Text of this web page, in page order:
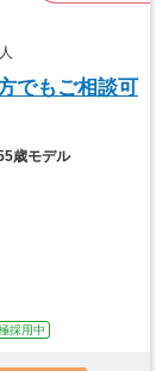
でもご相談可
歳モデル
採用中